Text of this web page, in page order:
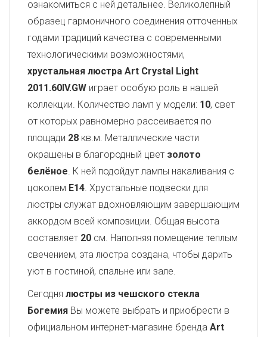
ознакомиться с ней детальнее. Великолепный
образец гармоничного соединения отточенных
годами традиций качества с современными
технологическими возможностями,
хрустальная люстра Art Crystal Light
2011.60IV.GW играет особую роль в нашей
коллекции. Количество ламп у модели: 10, свет
от которых равномерно рассеивается по
площади 28 кв.м. Металлические части
окрашены в благородный цвет золото
белёное. К ней подойдут лампы накаливания с
цоколем E14. Хрустальные подвески для
люстры служат вдохновляющим завершающим
аккордом всей композиции. Общая высота
составляет 20 см. Наполняя помещение теплым
свечением, эта люстра создана, чтобы дарить
уют в гостиной, спальне или зале.
Сегодня люстры из чешского стекла
Богемия Вы можете выбрать и приобрести в
официальном интернет-магазине бренда Art